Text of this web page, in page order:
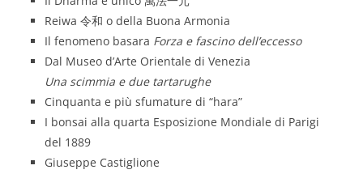
Reiwa 令和 o della Buona Armonia
Il fenomeno basara Forza e fascino dell’eccesso
Dal Museo d’Arte Orientale di Venezia
Una scimmia e due tartarughe
Cinquanta e più sfumature di “hara”
I bonsai alla quarta Esposizione Mondiale di Parigi
del 1889
Giuseppe Castiglione